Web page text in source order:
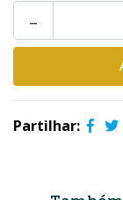
-
Partilhar: